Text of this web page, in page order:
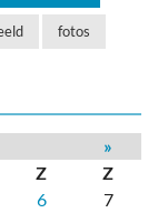
fotos
»
Z
Z
6
7